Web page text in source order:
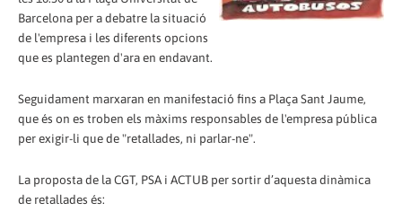
Barcelona per a debatre la situació
de l'empresa i les diferents opcions
que es plantegen d'ara en endavant.
Seguidament marxaran en manifestació fins a Plaça Sant Jaume,
que és on es troben els màxims responsables de l'empresa pública
per exigir-li que de "retallades, ni parlar-ne".
La proposta de la CGT, PSA i ACTUB per sortir d’aquesta dinàmica
de retallades és: